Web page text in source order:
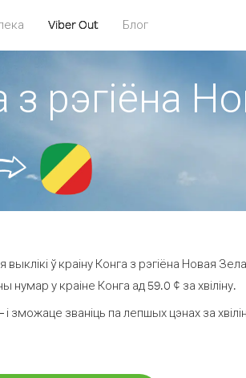
Viber Out Блог
з рэгіёна
ў краіну Конга з рэгіёна Новая
у краіне Конга ад 59.0 ¢ за хвіліну.
званіць па лепшых цэнах за